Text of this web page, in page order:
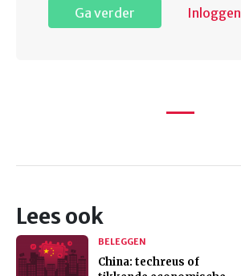
Ga verder Inloggen
Lees ook
BELEGGEN
China: techreus of